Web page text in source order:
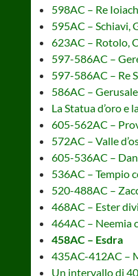
598AC – Re
595AC – Schiavi,
623AC – Rotolo,
597-586AC –
597-586AC – Re
586AC –
La Statua d’oro e
605-562AC –
572AC – Valle
605-536AC –
536AC – Tempio
520-488AC –
468AC – Ester
464AC – Neemia
458AC – Esdra
435AC-412AC –
Un intervallo di